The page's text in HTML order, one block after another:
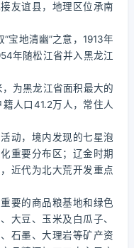
友谊县，地理区位承南
宝地清幽”之意，1913年
年随松江省并入黑龙江
为黑龙江省面积最大的
人口41.2万人，常住人
动，境内发现的七星泡
重要分布区；辽金时期
近代为北大荒开发重点
要的商品粮基地和绿色
大豆、玉米及白瓜子、
石墨、大理岩等矿产资